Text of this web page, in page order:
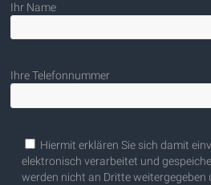
Ihr Name
Ihre Telefonnummer
Bitte lasse dieses Feld leer.
Hiermit erklären Sie sich damit
elektronisch verarbeitet und
werden nicht an Dritte weitergegeben